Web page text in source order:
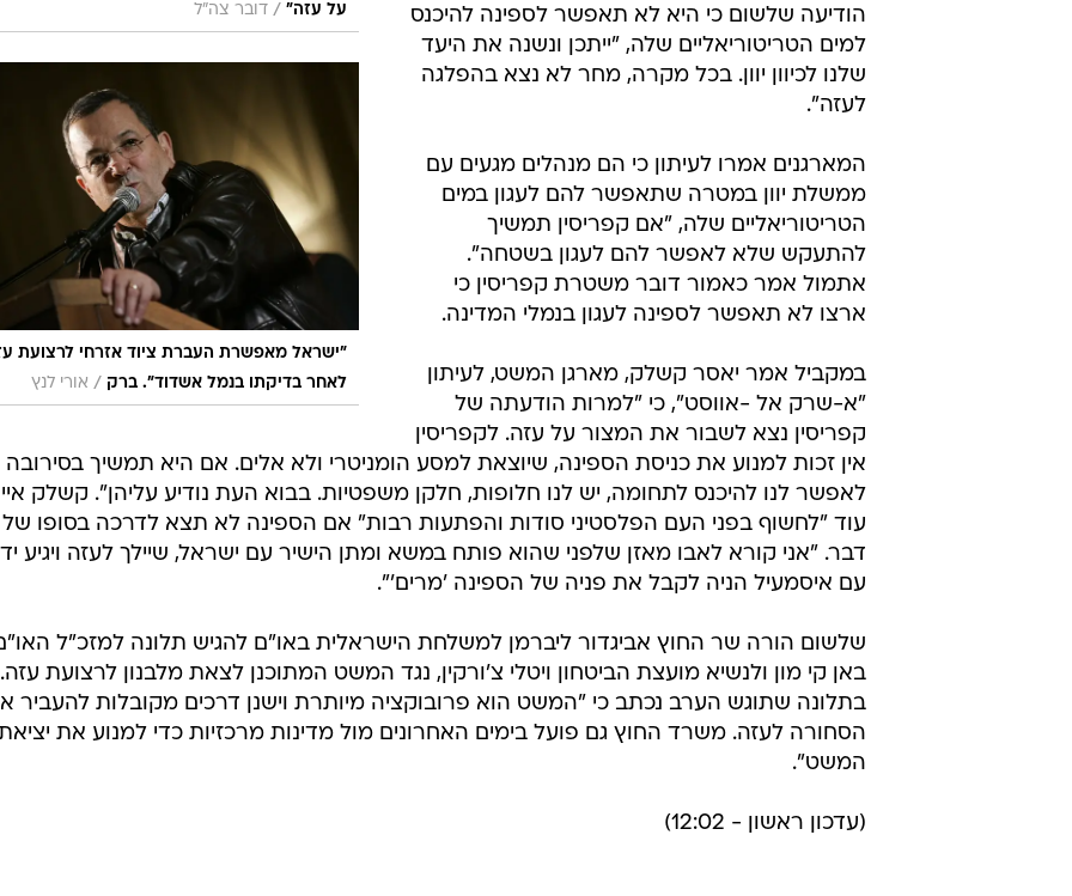
על עזה" / דובר צה"ל
"ישראל מאפשרת העברת ציוד אזרחי לרצועת
לאחר בדיקתו בנמל אשדוד". ברק / אורי לנץ
הודיעה שלשום כי היא לא תאפשר לספינה להיכנס
למים הטריטוריאליים שלה, "ייתכן ונשנה את היעד
שלנו לכיוון יוון. בכל מקרה, מחר לא נצא בהפלגה
לעזה".
המארגנים אמרו לעיתון כי הם מנהלים מגעים עם
ממשלת יוון במטרה שתאפשר להם לעגון במים
הטריטוריאליים שלה, "אם קפריסין תמשיך
להתעקש שלא לאפשר להם לעגון בשטחה".
אתמול אמר כאמור דובר משטרת קפריסין כי
ארצו לא תאפשר לספינה לעגון בנמלי המדינה.
במקביל אמר יאסר קשלק, מארגן המשט, לעיתון
"א-שרק אל -אווסט", כי "למרות הודעתה של
קפריסין נצא לשבור את המצור על עזה. לקפריסין
אין זכות למנוע את כניסת הספינה, שיוצאת למסע הומניטרי ולא אלים. אם היא תמשיך בסירובה
לאפשר לנו להיכנס לתחומה, יש לנו חלופות, חלקן משפטיות. בבוא העת נודיע עליהן". קשלק
עוד "לחשוף בפני העם הפלסטיני סודות והפתעות רבות" אם הספינה לא תצא לדרכה בסופו של
דבר. "אני קורא לאבו מאזן שלפני שהוא פותח במשא ומתן הישיר עם ישראל, שיילך לעזה ויגיע
עם איסמעיל הניה לקבל את פניה של הספינה 'מרים'".
שלשום הורה שר החוץ אביגדור ליברמן למשלחת הישראלית באו"ם להגיש תלונה למזכ"ל
באן קי מון ולנשיא מועצת הביטחון ויטלי צ'ורקין, נגד המשט המתוכנן לצאת מלבנון לרצועת עזה.
בתלונה שתוגש הערב נכתב כי "המשט הוא פרובוקציה מיותרת וישנן דרכים מקובלות להעביר
הסחורה לעזה. משרד החוץ גם פועל בימים האחרונים מול מדינות מרכזיות כדי למנוע את
המשט".
(עדכון ראשון - 12:02)